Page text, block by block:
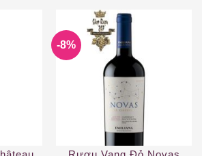
sao
-8%